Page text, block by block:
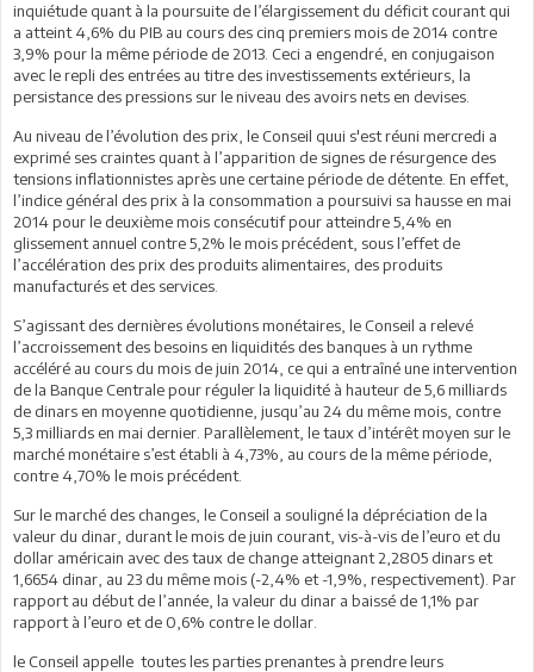
inquiétude quant à la poursuite de l’élargissement du déficit courant qui
a atteint 4,6% du PIB au cours des cinq premiers mois de 2014 contre
3,9% pour la même période de 2013. Ceci a engendré, en conjugaison
avec le repli des entrées au titre des investissements extérieurs, la
persistance des pressions sur le niveau des avoirs nets en devises.
Au niveau de l’évolution des prix, le Conseil quui s'est réuni mercredi a
exprimé ses craintes quant à l’apparition de signes de résurgence des
tensions inflationnistes après une certaine période de détente. En effet,
l’indice général des prix à la consommation a poursuivi sa hausse en mai
2014 pour le deuxième mois consécutif pour atteindre 5,4% en
glissement annuel contre 5,2% le mois précédent, sous l’effet de
l’accélération des prix des produits alimentaires, des produits
manufacturés et des services.
S’agissant des dernières évolutions monétaires, le Conseil a relevé
l’accroissement des besoins en liquidités des banques à un rythme
accéléré au cours du mois de juin 2014, ce qui a entraîné une intervention
de la Banque Centrale pour réguler la liquidité à hauteur de 5,6 milliards
de dinars en moyenne quotidienne, jusqu’au 24 du même mois, contre
5,3 milliards en mai dernier. Parallèlement, le taux d’intérêt moyen sur le
marché monétaire s’est établi à 4,73%, au cours de la même période,
contre 4,70% le mois précédent.
Sur le marché des changes, le Conseil a souligné la dépréciation de la
valeur du dinar, durant le mois de juin courant, vis-à-vis de l’euro et du
dollar américain avec des taux de change atteignant 2,2805 dinars et
1,6654 dinar, au 23 du même mois (-2,4% et -1,9%, respectivement). Par
rapport au début de l’année, la valeur du dinar a baissé de 1,1% par
rapport à l’euro et de 0,6% contre le dollar.
le Conseil appelle toutes les parties prenantes à prendre leurs